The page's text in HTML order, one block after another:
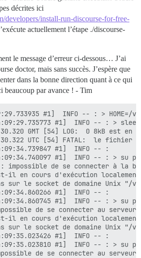
décrites ici
developers/install-run-discourse-for-free-
actuellement l’étape ./discourse-
le message d’erreur ci-dessous… J’ai
doctor, mais sans succès. J’espère que
dans la bonne direction quant à ce qui
beaucoup par avance ! - Tim
#1]  INFO -- : >
#1]  INFO -- : >
GMT [54] LOG:  0 8kB est
UTC [54] FATAL:  le
#1]  INFO -- :
#1]  INFO -- : > su
impossible de se connecter à la
#1]  INFO -- :
#1]  INFO -- : >
de se connecter au
#1]  INFO -- :
#1]  INFO -- : >
de se connecter au